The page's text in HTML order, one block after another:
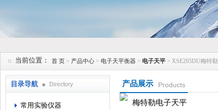
当前位置： 首 页 > 产品中心 > 电子天平衡器 > 电子天平 > XSE205DU梅特
目录导航 Directory
常用实验仪器
产品展示 Products
梅特勒电子天平